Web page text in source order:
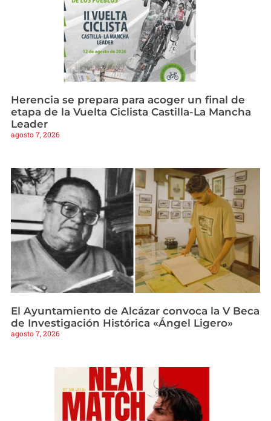
Herencia se prepara para acoger un final de
etapa de la Vuelta Ciclista Castilla-La Mancha
Leader
agosto 7, 2026
El Ayuntamiento de Alcázar convoca la V Beca
de Investigación Histórica «Ángel Ligero»
agosto 7, 2026